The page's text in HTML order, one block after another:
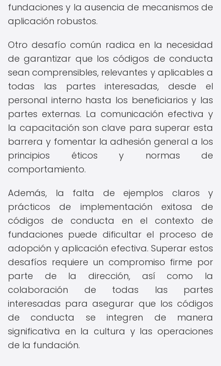
fundaciones y la ausencia de mecanismos de
aplicación robustos.
Otro desafío común radica en la necesidad
de garantizar que los códigos de conducta
sean comprensibles, relevantes y aplicables a
todas las partes interesadas, desde el
personal interno hasta los beneficiarios y las
partes externas. La comunicación efectiva y
la capacitación son clave para superar esta
barrera y fomentar la adhesión general a los
principios éticos y normas de
comportamiento.
Además, la falta de ejemplos claros y
prácticos de implementación exitosa de
códigos de conducta en el contexto de
fundaciones puede dificultar el proceso de
adopción y aplicación efectiva. Superar estos
desafíos requiere un compromiso firme por
parte de la dirección, así como la
colaboración de todas las partes
interesadas para asegurar que los códigos
de conducta se integren de manera
significativa en la cultura y las operaciones
de la fundación.